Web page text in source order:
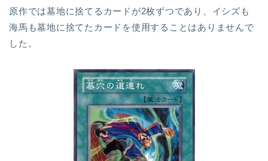
原作では墓地に捨てるカードが2枚ずつであり、イシズも
海馬も墓地に捨てたカードを使用することはありませんで
した。